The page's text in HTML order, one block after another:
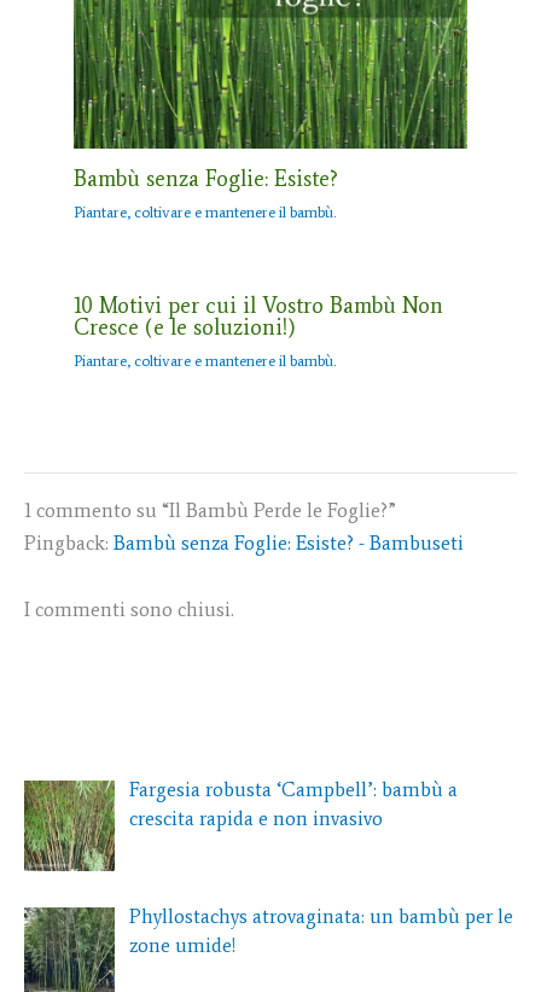
Bambù senza Foglie: Esiste?
Piantare, coltivare e mantenere il bambù.
10 Motivi per cui il Vostro Bambù Non
Cresce (e le soluzioni!)
Piantare, coltivare e mantenere il bambù.
1 commento su “Il Bambù Perde le Foglie?”
Pingback: Bambù senza Foglie: Esiste? - Bambuseti
I commenti sono chiusi.
Fargesia robusta ‘Campbell’: bambù a
crescita rapida e non invasivo
Phyllostachys atrovaginata: un bambù per le
zone umide!